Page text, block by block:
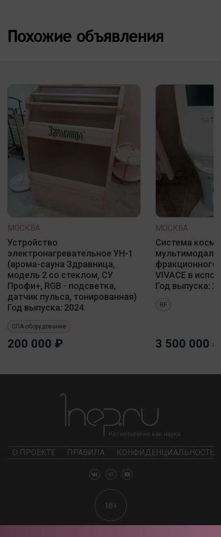
Похожие объявления
МОСКВА
Устройство
электронагревательное УН-1
(арома-сауна Здравница,
модель 2 со стеклом, СУ
Профи+, RGB - подсветка,
датчик пульса, тонированная)
Год выпуска: 2024.
СПА-оборудование
200 000 ₽
МОСКВА
Система
фракционного
VIVACE в
Год выпуска:
RF
3 500 000 ₽
О ПРОЕКТЕ ПРАВИЛА КОНФИДЕНЦИАЛЬНОСТЬ
18+